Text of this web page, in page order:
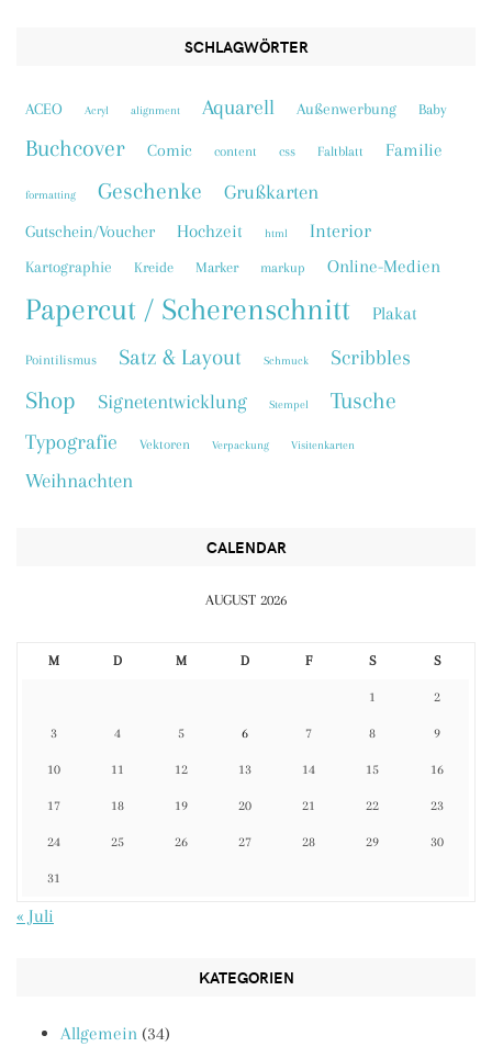
SCHLAGWÖRTER
ACEO Acryl alignment Aquarell Außenwerbung Baby
Buchcover Comic content css Faltblatt Familie
formatting Geschenke Grußkarten
Gutschein/Voucher Hochzeit html Interior
Kartographie Kreide Marker markup Online-Medien
Papercut / Scherenschnitt Plakat
Pointilismus Satz & Layout Schmuck Scribbles
Shop Signetentwicklung Stempel Tusche
Typografie Vektoren Verpackung Visitenkarten
Weihnachten
CALENDAR
AUGUST 2026
M D M D F S S
1 2
3 4 5 6 7 8 9
10 11 12 13 14 15 16
17 18 19 20 21 22 23
24 25 26 27 28 29 30
31
« Juli
KATEGORIEN
Allgemein (34)